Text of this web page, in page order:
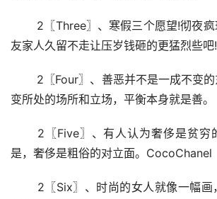
友家人久留不走让压岁钱砸的更猛烈些吧!
变所处的场所和立场，平衡本身就是善。
是，奢侈是粗俗的对立面。CocoChanel